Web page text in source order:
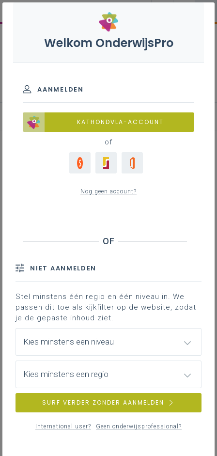
Normen
Wettelijke basis
Controle van de oppervlaktenormen
Contact
De wetgever legt maximale fysische en
financiële normen op voor schoolgebouwen.
Wat?
Welkom OnderwijsPro
AANMELDEN
KATHONDVLA-ACCOUNT
of
Nog geen account?
NIET AANMELDEN
Stel minstens één regio en één niveau in. We
passen dit toe als kijkfilter op de website, zodat
je de gepaste inhoud ziet.
Kies minstens een niveau
Kies minstens een regio
SURF VERDER ZONDER AANMELDEN
International user? Geen onderwijsprofessional?